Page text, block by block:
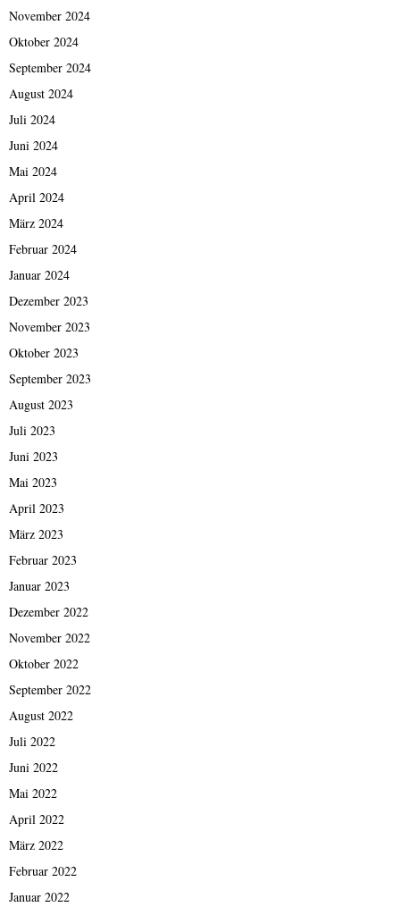
November 2024
Oktober 2024
September 2024
August 2024
Juli 2024
Juni 2024
Mai 2024
April 2024
März 2024
Februar 2024
Januar 2024
Dezember 2023
November 2023
Oktober 2023
September 2023
August 2023
Juli 2023
Juni 2023
Mai 2023
April 2023
März 2023
Februar 2023
Januar 2023
Dezember 2022
November 2022
Oktober 2022
September 2022
August 2022
Juli 2022
Juni 2022
Mai 2022
April 2022
März 2022
Februar 2022
Januar 2022